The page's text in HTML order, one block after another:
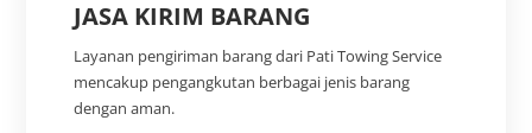
JASA KIRIM BARANG
Layanan pengiriman barang dari Pati Towing Service
mencakup pengangkutan berbagai jenis barang
dengan aman.